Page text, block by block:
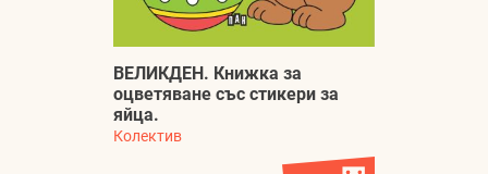
ВЕЛИКДЕН. Книжка за
оцветяване със стикери за
яйца.
Колектив